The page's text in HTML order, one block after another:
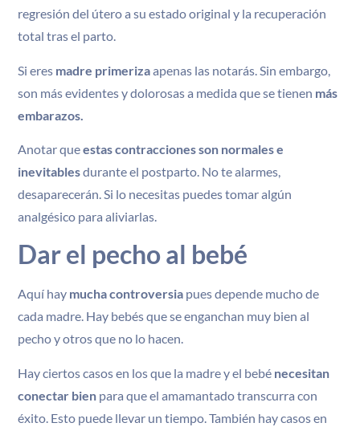
regresión del útero a su estado original y la recuperación
total tras el parto.
Si eres madre primerizaapenas las notarás. Sin embargo,
son más evidentes y dolorosas a medida que se tienen más
embarazos.
Anotar queestas contracciones son normales e
inevitablesdurante el postparto. No te alarmes,
desaparecerán. Si lo necesitas puedes tomar algún
analgésico para aliviarlas.
Dar el pecho al bebé
Aquí hay mucha controversia pues depende mucho de
cada madre. Hay bebés que se enganchan muy bien al
pecho y otros que no lo hacen.
Hay ciertos casos en los que la madre y el bebé necesitan
conectar bien para que el amamantado transcurra con
éxito. Esto puede llevar un tiempo. También hay casos en